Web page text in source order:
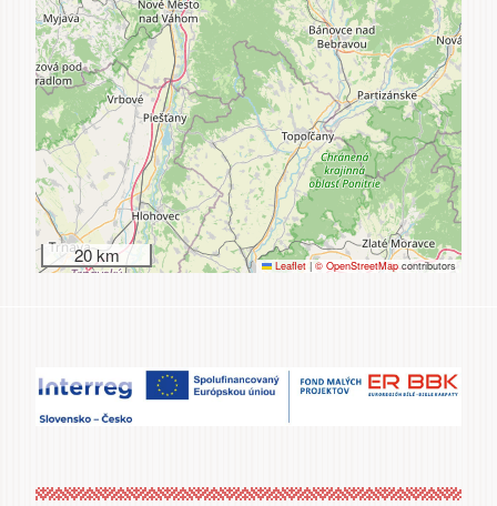
20 km Leaflet | © OpenStreetMapcontributors